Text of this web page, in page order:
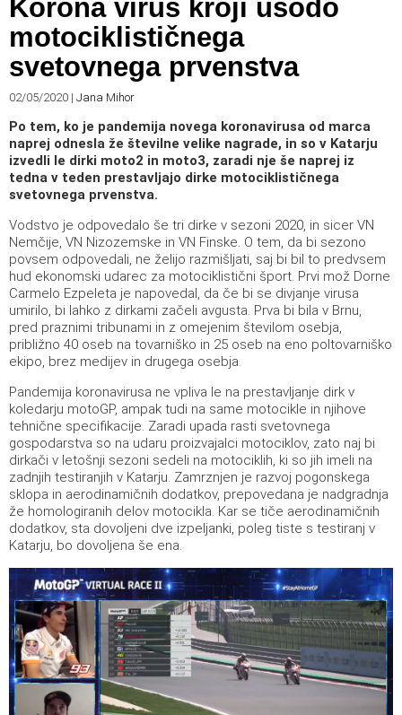
Korona virus kroji usodo
motociklističnega
svetovnega prvenstva
02/05/2020 | Jana Mihor
Po tem, ko je pandemija novega koronavirusa od marca
naprej odnesla že številne velike nagrade, in so v Katarju
izvedli le dirki moto2 in moto3, zaradi nje še naprej iz
tedna v teden prestavljajo dirke motociklističnega
svetovnega prvenstva.
Vodstvo je odpovedalo še tri dirke v sezoni 2020, in sicer VN
Nemčije, VN Nizozemske in VN Finske. O tem, da bi sezono
povsem odpovedali, ne želijo razmišljati, saj bi bil to predvsem
hud ekonomski udarec za motociklistični šport. Prvi mož Dorne
Carmelo Ezpeleta je napovedal, da če bi se divjanje virusa
umirilo, bi lahko z dirkami začeli avgusta. Prva bi bila v Brnu,
pred praznimi tribunami in z omejenim številom osebja,
približno 40 oseb na tovarniško in 25 oseb na eno poltovarniško
ekipo, brez medijev in drugega osebja.
Pandemija koronavirusa ne vpliva le na prestavljanje dirk v
koledarju motoGP, ampak tudi na same motocikle in njihove
tehnične specifikacije. Zaradi upada rasti svetovnega
gospodarstva so na udaru proizvajalci motociklov, zato naj bi
dirkači v letošnji sezoni sedeli na motociklih, ki so jih imeli na
zadnjih testiranjih v Katarju. Zamrznjen je razvoj pogonskega
sklopa in aerodinamičnih dodatkov, prepovedana je nadgradnja
že homologiranih delov motocikla. Kar se tiče aerodinamičnih
dodatkov, sta dovoljeni dve izpeljanki, poleg tiste s testiranj v
Katarju, bo dovoljena še ena.